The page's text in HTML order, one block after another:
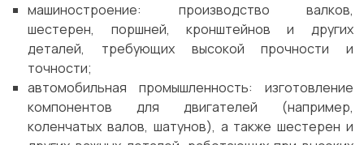
машиностроение: производство валков,
шестерен, поршней, кронштейнов и других
деталей, требующих высокой прочности и
точности;
автомобильная промышленность: изготовление
компонентов для двигателей (например,
коленчатых валов, шатунов), а также шестерен и